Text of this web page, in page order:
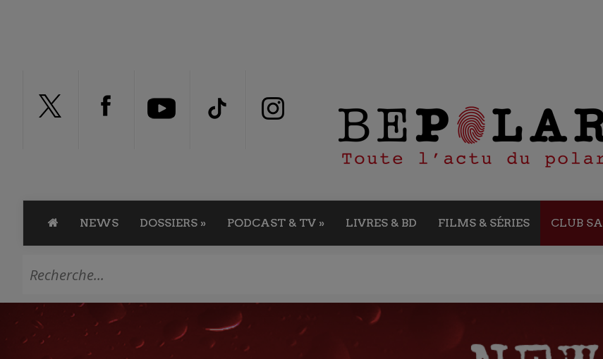
NEWS DOSSIERS » PODCAST & TV » LIVRES & BD FILMS & SÉRIES CLUB